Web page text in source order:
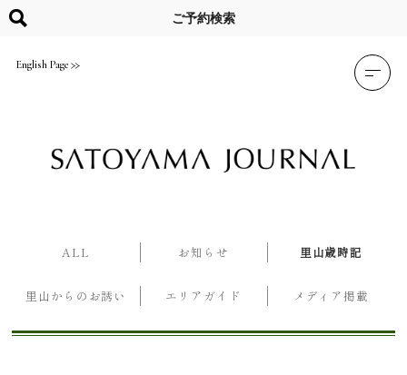
content
English Page
ご予約検索
ALL お知らせ 里山歳時記
里山からのお誘い エリアガイド メディア掲載